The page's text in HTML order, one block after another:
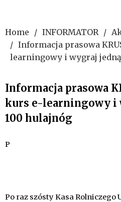
Home INFORMATOR
Informacja prasowa
learningowy i wygraj
Informacja prasowa
kurs e-learningowy i
100 hulajnóg
P
Po raz szósty Kasa Rolniczego